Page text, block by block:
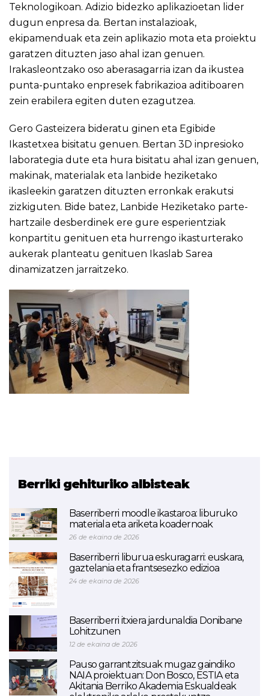
Teknologikoan. Adizio bidezko aplikazioetan lider
dugun enpresa da. Bertan instalazioak,
ekipamenduak eta zein aplikazio mota eta proiektu
garatzen dituzten jaso ahal izan genuen.
Irakasleontzako oso aberasagarria izan da ikustea
punta-puntako enpresek fabrikazioa aditiboaren
zein erabilera egiten duten ezagutzea.
Gero Gasteizera bideratu ginen eta Egibide
Ikastetxea bisitatu genuen. Bertan 3D inpresioko
laborategia dute eta hura bisitatu ahal izan genuen,
makinak, materialak eta lanbide heziketako
ikasleekin garatzen dituzten erronkak erakutsi
zizkiguten. Bide batez, Lanbide Heziketako parte-
hartzaile desberdinek ere gure esperientziak
konpartitu genituen eta hurrengo ikasturterako
aukerak planteatu genituen Ikaslab Sarea
dinamizatzen jarraitzeko.
Berriki gehituriko albisteak
Baserriberri moodle ikastaroa: liburuko
materiala eta ariketa koadernoak
26 de ekaina de 2026
Baserriberri liburua eskuragarri: euskara,
gaztelania eta frantsesezko edizioa
24 de ekaina de 2026
Baserriberri itxiera jardunaldia Donibane
Lohitzunen
12 de ekaina de 2026
Pauso garrantzitsuak mugaz gaindiko
NAIA proiektuan: Don Bosco, ESTIA eta
Akitania Berriko Akademia Eskualdeak